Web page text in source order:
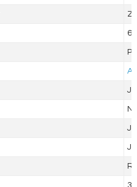
6
Ja
Ja
Ja